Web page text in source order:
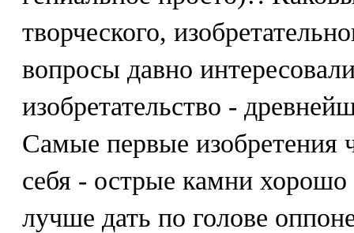
творческого,
вопросы давно
изобретательство -
Самые первые изобретения
себя - острые камни
лучше дать по голове